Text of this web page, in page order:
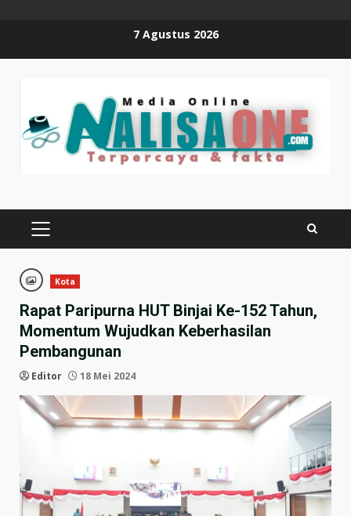
7 Agustus 2026
PRIMARY
Kota
Rapat Paripurna HUT Binjai Ke-152 Tahun,
Momentum Wujudkan Keberhasilan
Pembangunan
Editor 18 Mei 2024